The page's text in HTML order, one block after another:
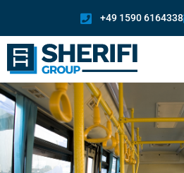
+49 1590 6164338